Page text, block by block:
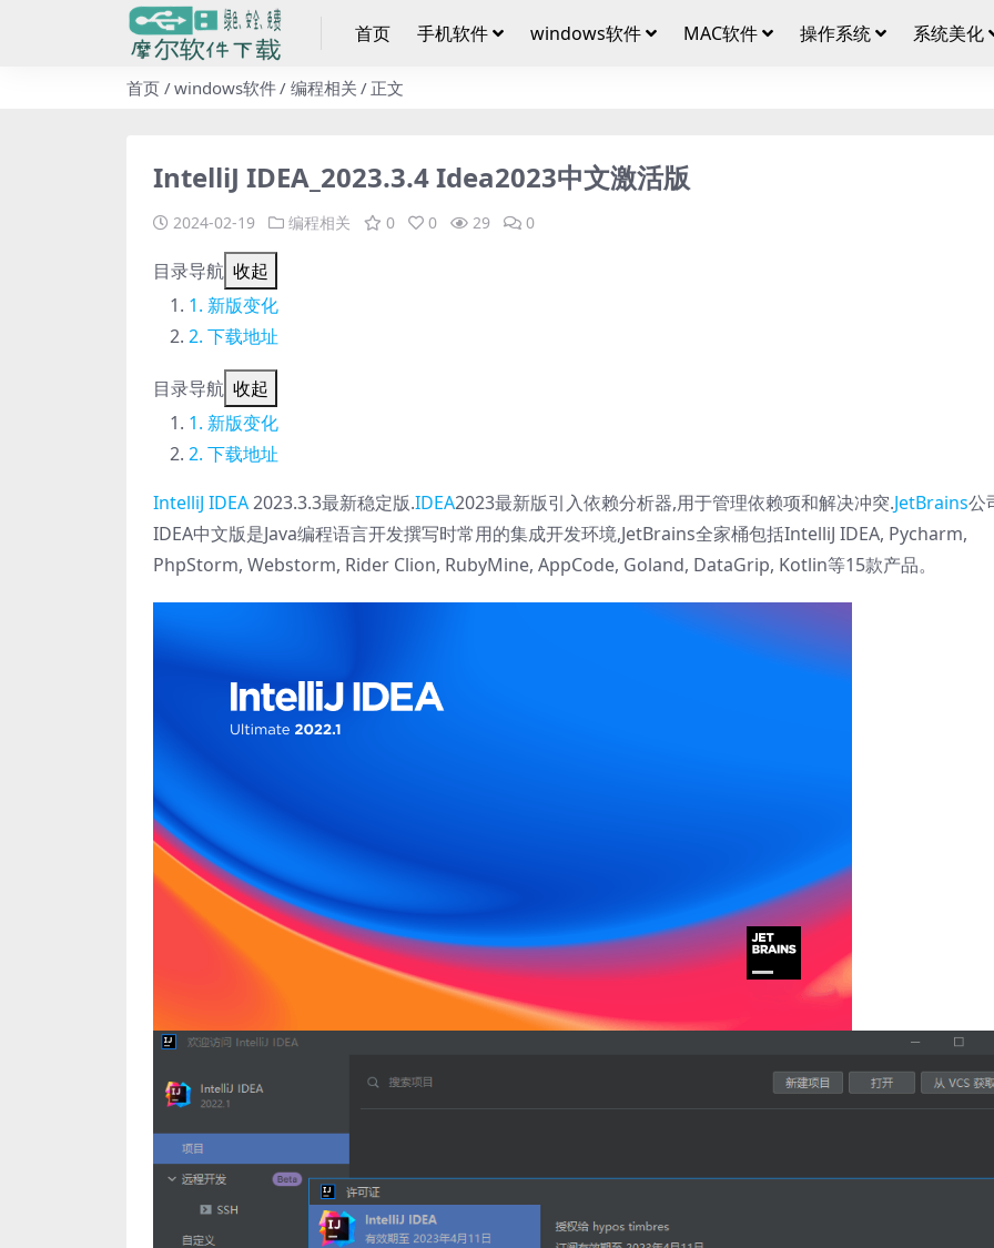
首页 手机软件 windows软件 MAC软件 操作系统 系统美化
首页 windows软件 编程相关 正文
IntelliJ IDEA_2023.3.4 Idea2023中文激活版
2024-02-19 编程相关 0 0 29 0
目录导航 收起
新版变化
下载地址
目录导航 收起
新版变化
下载地址
IntelliJ IDEA2023.3.3最新稳定版.IDEA2023最新版引入依赖分析器,用于管理依赖项和解决冲突.JetBrains公
IDEA中文版是Java编程语言开发撰写时常用的集成开发环境,JetBrains全家桶包括IntelliJ IDEA, Pycharm,
PhpStorm, Webstorm, Rider Clion, RubyMine, AppCode, Goland, DataGrip, Kotlin等15款产品。